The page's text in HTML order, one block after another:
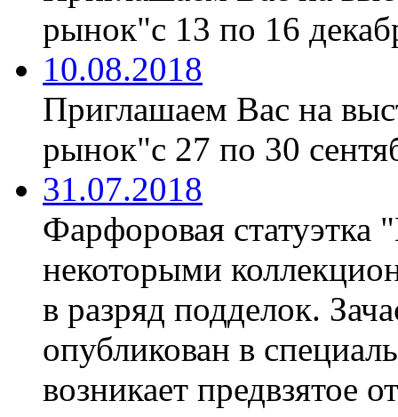
рынок"с 13 по 16
10.08.2018
Приглашаем Вас на
рынок"с 27 по 30
31.07.2018
Фарфоровая статуэтка
некоторыми
в разряд подделок.
опубликован в
возникает предвзятое